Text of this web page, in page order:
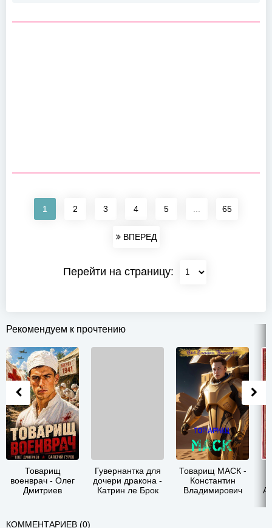
1 2 3 4 5 65
ВПЕРЕД
Перейти на страницу:
Рекомендуем к прочтению
Товарищ МАСК -
Константин
Владимирович
Карась Ершу не
товарищ -
Алексей Синиярв
Александр
Пташкин - Будьте
здоровы, товарищ
КОММЕНТАРИЕВ (0)